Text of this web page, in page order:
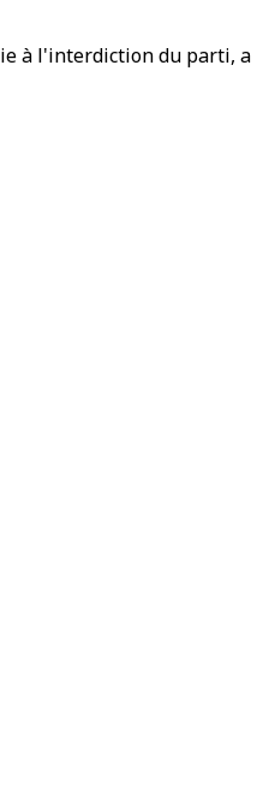
à l'interdiction du parti, a